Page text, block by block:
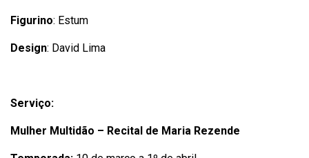
Figurino: Estum
Design: David Lima
Serviço:
Mulher Multidão – Recital de Maria Rezende